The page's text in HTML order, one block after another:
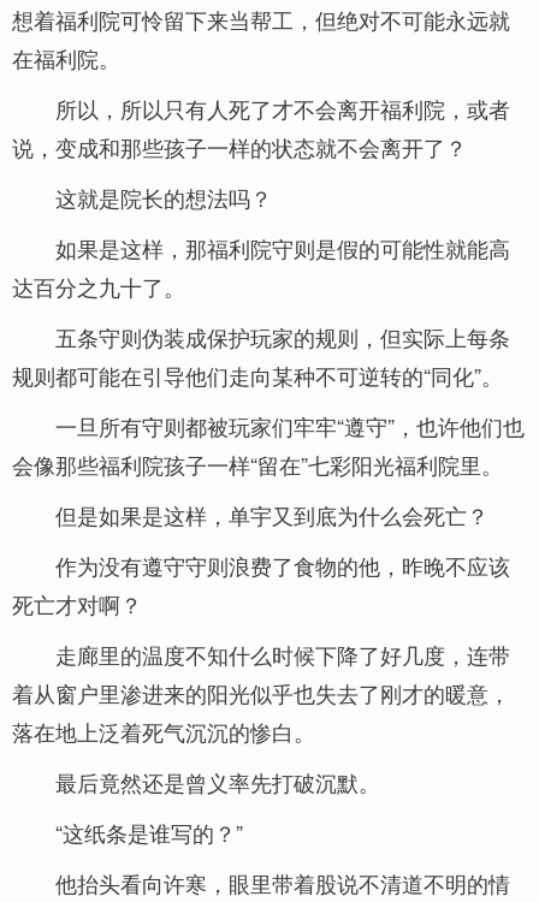
想着福利院可怜留下来当帮工，但绝对不可能永远就
在福利院。
所以，所以只有人死了才不会离开福利院，或者
说，变成和那些孩子一样的状态就不会离开了？
这就是院长的想法吗？
如果是这样，那福利院守则是假的可能性就能高
达百分之九十了。
五条守则伪装成保护玩家的规则，但实际上每条
规则都可能在引导他们走向某种不可逆转的“同化”。
一旦所有守则都被玩家们牢牢“遵守”，也许他们也
会像那些福利院孩子一样“留在”七彩阳光福利院里。
但是如果是这样，单宇又到底为什么会死亡？
作为没有遵守守则浪费了食物的他，昨晚不应该
死亡才对啊？
走廊里的温度不知什么时候下降了好几度，连带
着从窗户里渗进来的阳光似乎也失去了刚才的暖意，
落在地上泛着死气沉沉的惨白。
最后竟然还是曾义率先打破沉默。
“这纸条是谁写的？”
他抬头看向许寒，眼里带着股说不清道不明的情